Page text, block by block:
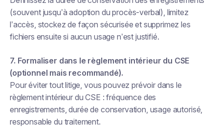
(souvent jusqu’à adoption du procès-verbal), limitez
l’accès, stockez de façon sécurisée et supprimez les
fichiers ensuite si aucun usage n’est justifié.
7. Formaliser dans le règlement intérieur du CSE
(optionnel mais recommandé).
Pour éviter tout litige, vous pouvez prévoir dans le
règlement intérieur du CSE : fréquence des
enregistrements, durée de conservation, usage autorisé,
responsable du traitement.